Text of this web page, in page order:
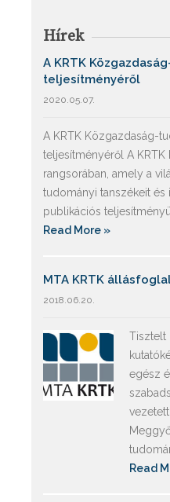
Hírek
A KRTK
teljesítményéről
2020.05.07.
A KRTK Közgazdaság-
teljesítményéről A KRTK
rangsorában, amely a
tudományi tanszékeit és
publikációs
Read More »
MTA KRTK
2018.06.20.
Tisztelt
egész
Read